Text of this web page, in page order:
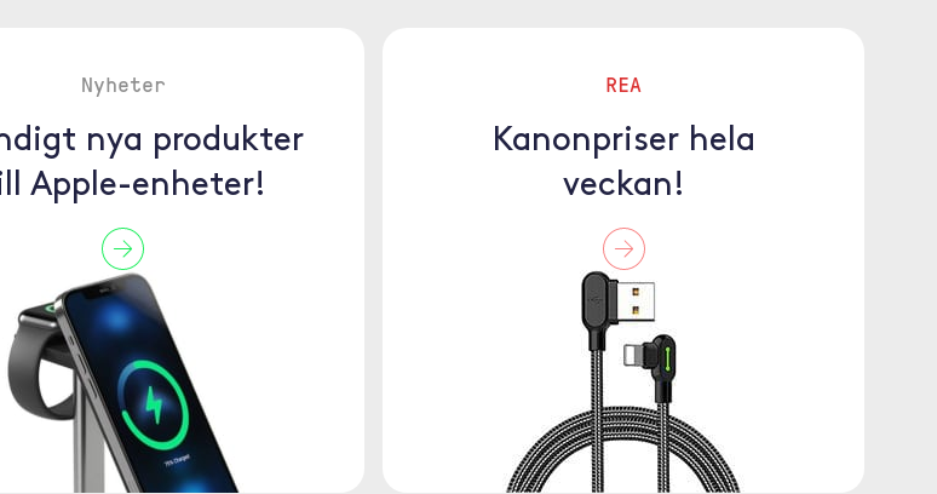
Nyheter
nya produkter
Apple-enheter!
REA
Kanonpriser hela
veckan!